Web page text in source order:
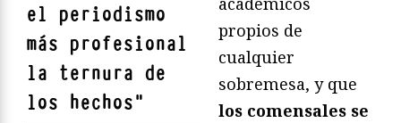
el periodismo
más profesional
la ternura de
los hechos"
propios de
cualquier
sobremesa, y que
los comensales se